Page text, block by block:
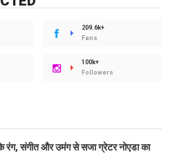
209.6k+
Fans
100k+
Followers
रंग, संगीत और उमंग से सजा ग्रेटर नोएडा का